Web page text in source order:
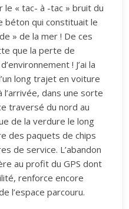
« tac- à -tac » bruit du
béton qui constituait le
» de la mer ! De ces
que la perte de
! J’ai la
long trajet en voiture
dans une sorte
traversé du nord au
de la verdure le long
des paquets de chips
de service. L’abandon
au profit du GPS dont
renforce encore
l’espace parcouru.